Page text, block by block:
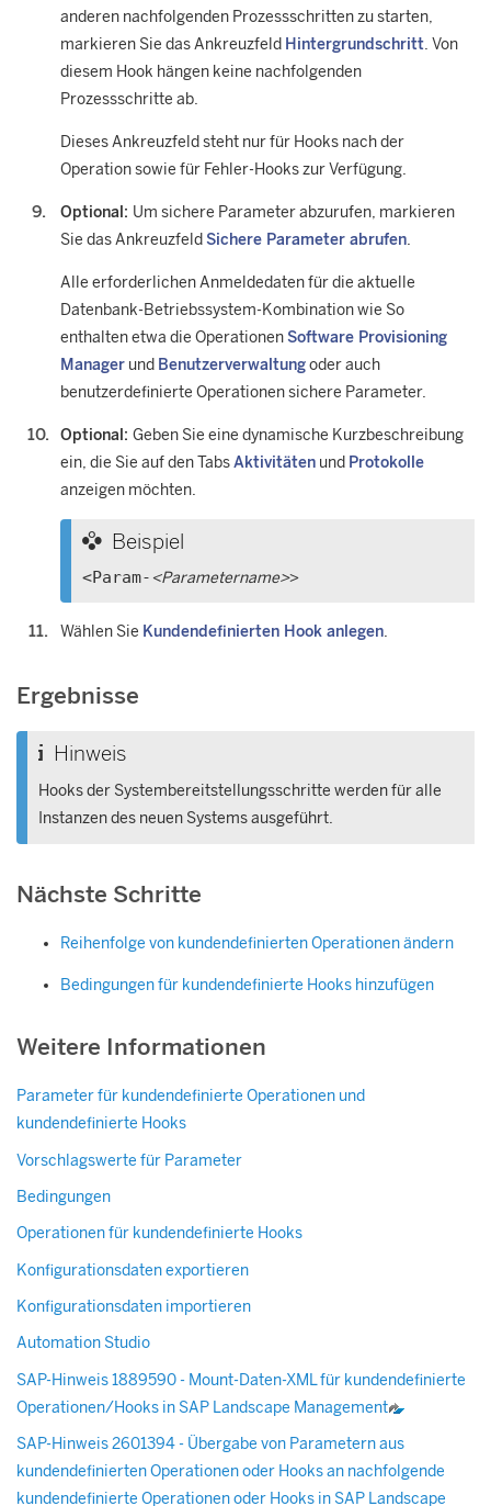
anderen nachfolgenden Prozessschritten zu starten,
markieren Sie das Ankreuzfeld Hintergrundschritt. Von
diesem Hook hängen keine nachfolgenden
Prozessschritte ab.
Dieses Ankreuzfeld steht nur für Hooks nach der
Operation sowie für Fehler-Hooks zur Verfügung.
Optional: Um sichere Parameter abzurufen, markieren
Sie das Ankreuzfeld Sichere Parameter abrufen.
Alle erforderlichen Anmeldedaten für die aktuelle
Datenbank-Betriebssystem-Kombination wie So
enthalten etwa die OperationenSoftware Provisioning
Manager und Benutzerverwaltungoder auch
benutzerdefinierte Operationen sichere Parameter.
Optional: Geben Sie eine dynamische Kurzbeschreibung
ein, die Sie auf den TabsAktivitäten und Protokolle
anzeigen möchten.
Beispiel
<Param- <Parametername>>
Wählen Sie Kundendefinierten Hook anlegen.
Ergebnisse
Hinweis
Hooks der Systembereitstellungsschritte werden für alle
Instanzen des neuen Systems ausgeführt.
Nächste Schritte
Reihenfolge von kundendefinierten Operationen ändern
Bedingungen für kundendefinierte Hooks hinzufügen
Weitere Informationen
Parameter für kundendefinierte Operationen und
kundendefinierte Hooks
Vorschlagswerte für Parameter
Bedingungen
Operationen für kundendefinierte Hooks
Konfigurationsdaten exportieren
Konfigurationsdaten importieren
Automation Studio
SAP-Hinweis 1889590 - Mount-Daten-XML für kundendefinierte
Operationen/Hooks in SAP Landscape Management
SAP-Hinweis 2601394 - Übergabe von Parametern aus
kundendefinierten Operationen oder Hooks an nachfolgende
kundendefinierte Operationen oder Hooks in SAP Landscape